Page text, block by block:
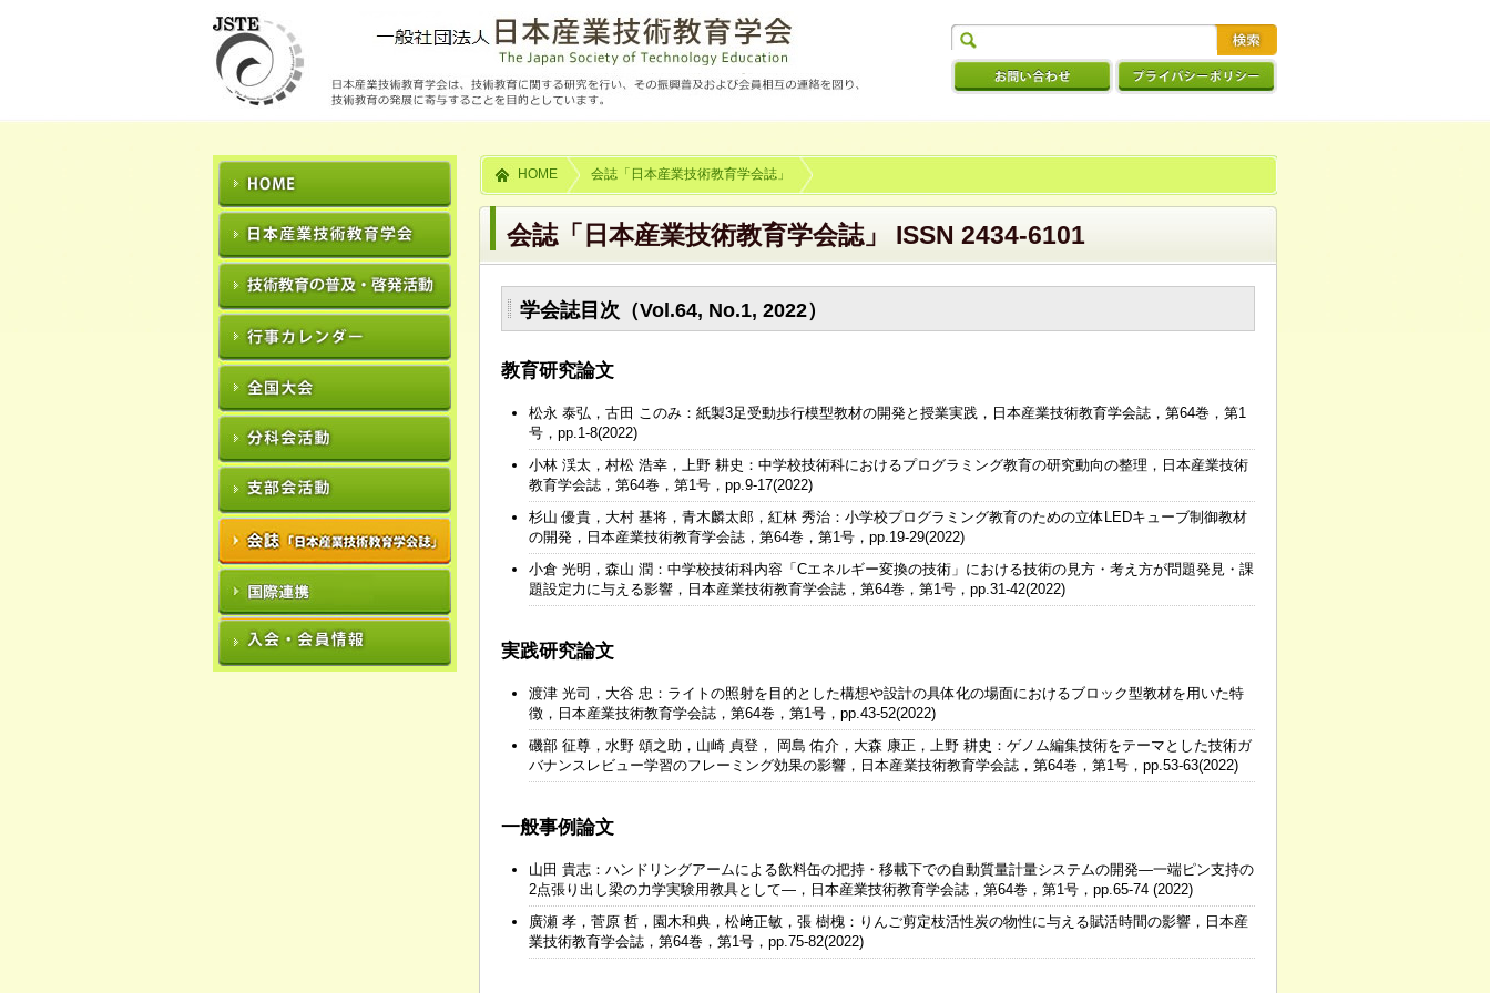
HOME 会誌「日本産業技術教育学会誌」
会誌「日本産業技術教育学会誌」 ISSN 2434-6101
学会誌目次（Vol.64, No.1, 2022）
教育研究論文
松永 泰弘，古田 このみ：紙製3足受動歩行模型教材の開発と授業実践，日本産業技術教育学会誌，第64巻，第1
号，pp.1-8(2022)
小林 渓太，村松 浩幸，上野 耕史：中学校技術科におけるプログラミング教育の研究動向の整理，日本産業技術
教育学会誌，第64巻，第1号，pp.9-17(2022)
杉山 優貴，大村 基将，青木麟太郎，紅林 秀治：小学校プログラミング教育のための立体LEDキューブ制御教材
の開発，日本産業技術教育学会誌，第64巻，第1号，pp.19-29(2022)
小倉 光明，森山 潤：中学校技術科内容「Cエネルギー変換の技術」における技術の見方・考え方が問題発見・課
題設定力に与える影響，日本産業技術教育学会誌，第64巻，第1号，pp.31-42(2022)
実践研究論文
渡津 光司，大谷 忠：ライトの照射を目的とした構想や設計の具体化の場面におけるブロック型教材を用いた特
徴，日本産業技術教育学会誌，第64巻，第1号，pp.43-52(2022)
磯部 征尊，水野 頌之助，山崎 貞登， 岡島 佑介，大森 康正，上野 耕史：ゲノム編集技術をテーマとした技術ガ
バナンスレビュー学習のフレーミング効果の影響，日本産業技術教育学会誌，第64巻，第1号，pp.53-63(2022)
一般事例論文
山田 貴志：ハンドリングアームによる飲料缶の把持・移載下での自動質量計量システムの開発―一端ピン支持の
2点張り出し梁の力学実験用教具として―，日本産業技術教育学会誌，第64巻，第1号，pp.65-74 (2022)
廣瀬 孝，菅原 哲，園木和典，松﨑正敏，張 樹槐：りんご剪定枝活性炭の物性に与える賦活時間の影響，日本産
業技術教育学会誌，第64巻，第1号，pp.75-82(2022)